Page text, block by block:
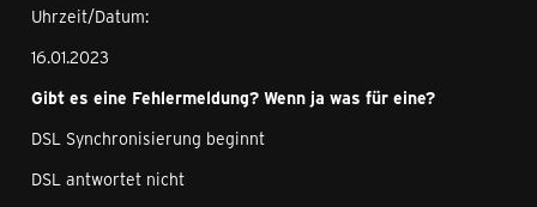
Uhrzeit/Datum:
16.01.2023
Gibt es eine Fehlermeldung? Wenn ja was für eine?
DSL Synchronisierung beginnt
DSL antwortet nicht